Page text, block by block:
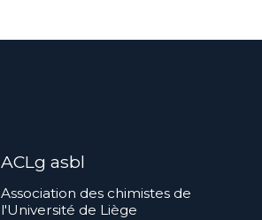
ACLg asbl
Association des chimistes de
l'Université de Liège